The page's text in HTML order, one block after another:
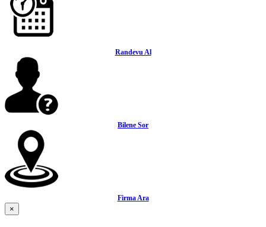
Randevu Al
Bilene Sor
Firma Ara
×